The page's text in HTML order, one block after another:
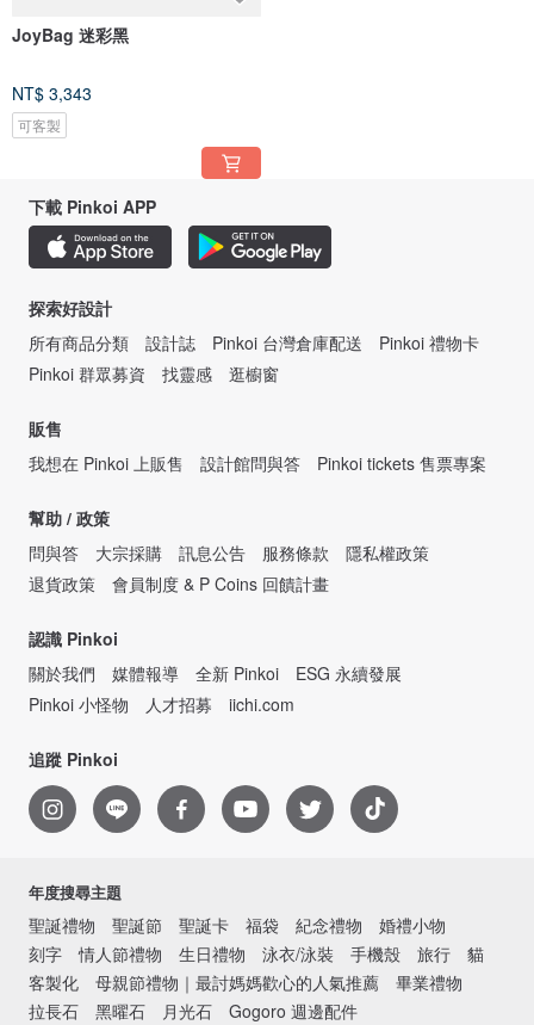
JoyBag 迷彩黑
NT$ 3,343
可客製
下載 Pinkoi APP
探索好設計
所有商品分類
設計誌 Pinkoi 台灣倉庫配送
Pinkoi 禮物卡
Pinkoi 群眾募資
找靈感 逛櫥窗
販售
我想在 Pinkoi 上販售
設計館問與答 Pinkoi tickets 售票專案
幫助 / 政策
問與答
大宗採購 訊息公告 服務條款
隱私權政策
退貨政策
會員制度 & P Coins 回饋計畫
認識 Pinkoi
關於我們
媒體報導 全新 Pinkoi
ESG 永續發展
Pinkoi 小怪物
人才招募 iichi.com
追蹤 Pinkoi
年度搜尋主題
聖誕禮物 聖誕節 聖誕卡 福袋 紀念禮物
婚禮小物
刻字
情人節禮物 生日禮物 泳衣/泳裝 手機殼 旅行
貓
客製化
母親節禮物｜最討媽媽歡心的人氣推薦
畢業禮物
拉長石
黑曜石 月光石 Gogoro 週邊配件